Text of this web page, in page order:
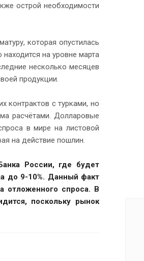
острой необходимости
которая опустилась
на уровне марта
несколько месяцев
продукции.
контрактов с турками, но
расчётами. Долларовые
в мире на листовой
на действие пошлин.
России, где будет
до 9-10%. Данный факт
отложенного спроса. В
поскольку рынок